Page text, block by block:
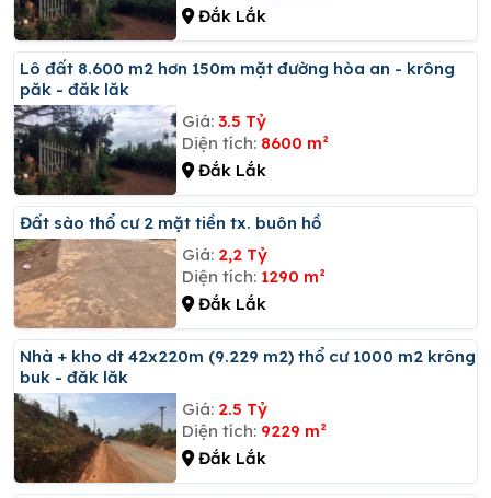
Đắk Lắk
Lô đất 8.600 m2 hơn 150m mặt đường hòa an - krông
păk - đăk lăk
Giá: 3.5 Tỷ
Diện tích: 8600 m²
Đắk Lắk
đất sào thổ cư 2 mặt tiền tx. buôn hồ
Giá: 2,2 Tỷ
Diện tích: 1290 m²
Đắk Lắk
Nhà + kho dt 42x220m (9.229 m2) thổ cư 1000 m2 krông
buk - đăk lăk
Giá: 2.5 Tỷ
Diện tích: 9229 m²
Đắk Lắk